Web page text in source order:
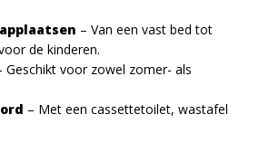
– Van een vast bed tot
de kinderen.
Geschikt voor zowel zomer- als
– Met een cassettetoilet, wastafel